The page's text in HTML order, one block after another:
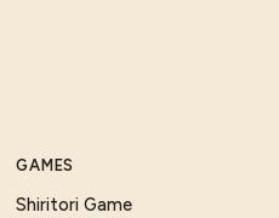
GAMES
Shiritori Game